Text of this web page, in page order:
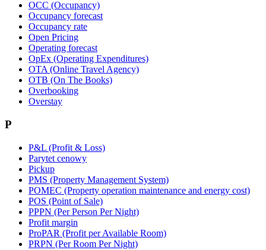
OCC (Occupancy)
Occupancy forecast
Occupancy rate
Open Pricing
Operating forecast
OpEx (Operating Expenditures)
OTA (Online Travel Agency)
OTB (On The Books)
Overbooking
Overstay
P
P&L (Profit & Loss)
Parytet cenowy
Pickup
PMS (Property Management System)
POMEC (Property operation maintenance and energy cost)
POS (Point of Sale)
PPPN (Per Person Per Night)
Profit margin
ProPAR (Profit per Available Room)
PRPN (Per Room Per Night)